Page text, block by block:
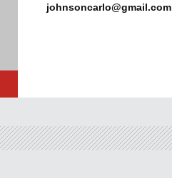
johnsoncarlo@gmail.com